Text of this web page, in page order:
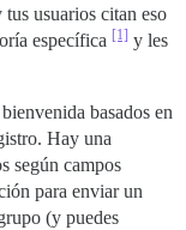
usuarios citan eso
específica [1] y les
basados en
Hay una
según campos
para enviar un
(y puedes